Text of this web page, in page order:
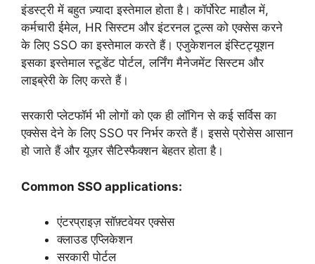
इंडस्ट्री में बहुत ज़्यादा इस्तेमाल होता है। कॉर्पोरेट माहौल में,
कर्मचारी ईमेल, HR सिस्टम और इंटरनल टूल्स को एक्सेस करने
के लिए SSO का इस्तेमाल करते हैं। एजुकेशनल इंस्टिट्यूशन
इसका इस्तेमाल स्टूडेंट पोर्टल, लर्निंग मैनेजमेंट सिस्टम और
लाइब्रेरी के लिए करते हैं।
सरकारी प्लेटफॉर्म भी लोगों को एक ही लॉगिन से कई सर्विस का
एक्सेस देने के लिए SSO पर निर्भर करते हैं। इससे प्रोसेस आसान
हो जाते हैं और यूज़र सैटिस्फैक्शन बेहतर होता है।
Common SSO applications:
एंटरप्राइज़ सॉफ़्टवेयर एक्सेस
क्लाउड एप्लिकेशन
सरकारी पोर्टल